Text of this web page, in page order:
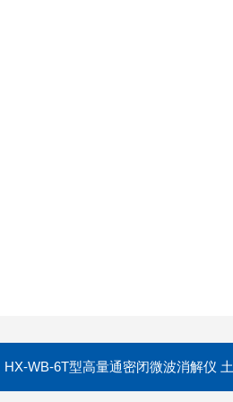
HX-WB-6T型高量通密闭微波消解仪 土壤样品前处理设备